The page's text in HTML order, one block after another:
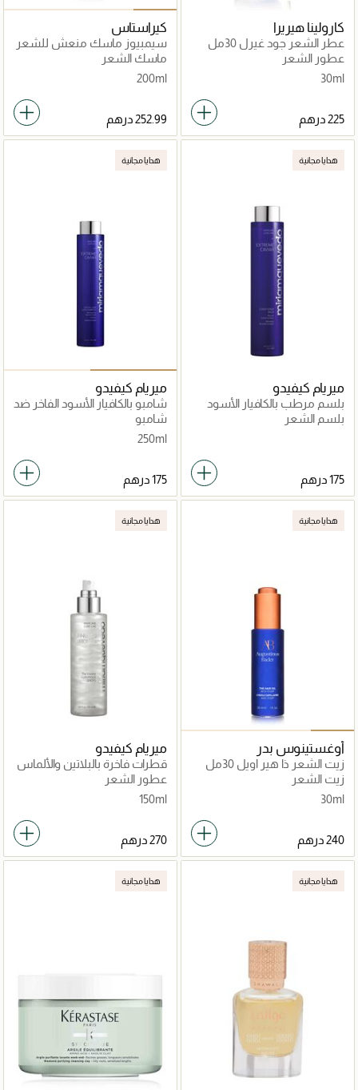
كارولينا هيريرا
عطر الشعر جود غيرل 30مل
عطور الشعر
30ml
كيراستاس
سيمبيوز ماسك منعش للشعر
المعرّض للقشرة 200 مل
ماسك الشعر
200ml
هدايا مجانية
ميريام كيفيدو
بلسم مرطب بالكافيار الأسود
الفاخر
بلسم الشعر
هدايا مجانية
ميريام كيفيدو
شامبو بالكافيار الأسود الفاخر ضد
تساقط الشعر
شامبو
250ml
هدايا مجانية
أوغستينوس بدر
زيت الشعر ذا هير اويل 30مل
زيت الشعر
30ml
هدايا مجانية
ميريام كيفيدو
قطرات فاخرة بالبلاتين والألماس
عطور الشعر
150ml
هدايا مجانية هدايا مجانية